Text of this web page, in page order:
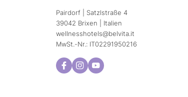
Pairdorf | Satzlstraße 4
39042 Brixen | Italien
wellnesshotels@belvita.it
MwSt.-Nr.: IT02291950216